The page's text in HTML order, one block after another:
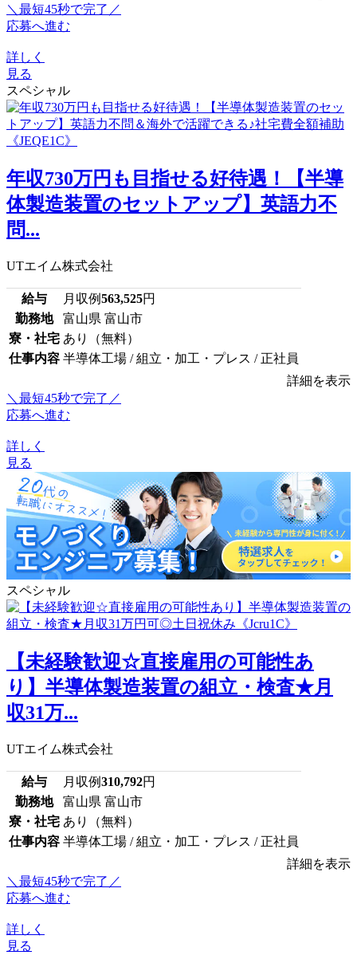
＼最短45秒で完了／
応募へ進む
詳しく
見る
スペシャル
年収730万円も目指せる好待遇！【半導
体製造装置のセットアップ】英語力不
問...
UTエイム株式会社
給与 月収例563,525円
勤務地
富山県 富山市
寮・社宅 あり（無料）
仕事内容 半導体工場 / 組立・加工・プレス / 正社員
詳細を表示
＼最短45秒で完了／
応募へ進む
詳しく
見る
スペシャル
【未経験歓迎☆直接雇用の可能性あ
り】半導体製造装置の組立・検査★月
収31万...
UTエイム株式会社
給与 月収例310,792円
勤務地
富山県 富山市
寮・社宅 あり（無料）
仕事内容 半導体工場 / 組立・加工・プレス / 正社員
詳細を表示
＼最短45秒で完了／
応募へ進む
詳しく
見る